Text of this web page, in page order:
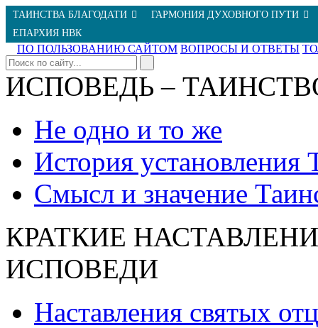
ТАИНСТВА БЛАГОДАТИ
ГАРМОНИЯ ДУХОВНОГО ПУТИ
ЕПАРХИЯ НВК
ПО ПОЛЬЗОВАНИЮ САЙТОМ ВОПРОСЫ И ОТВЕТЫ
ИСПОВЕДЬ –
Не одно и то же
История установления
Смысл и значение
КРАТКИЕ
ИСПОВЕДИ
Наставления святых